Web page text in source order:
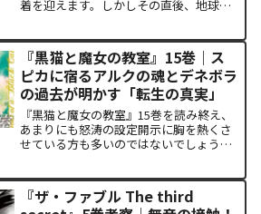
着を迎えます。しかしその直後、地球を
ち塞がります。彼が主張する「狂気の平
和論」と四谷友助たち...
『黒猫と魔女の教室』15巻｜ス
ピカに宿るアルクの魂とデネボラ
の過去が明かす「転生の真実」
『黒猫と魔女の教室』15巻を読み終え、
あまりにも怒涛の設定開示に胸を熱くさ
せている方も多いのではないでしょう
ドの裏側で、本作最大のミステリーであ
った「アルクの正体」と...
『ザ・ファブル The third